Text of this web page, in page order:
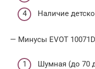
Наличие
— Минусы EVOT
Шумная (до 70